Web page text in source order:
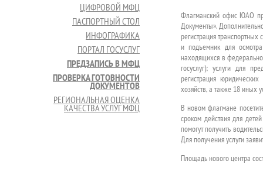
ЦИФРОВОЙ МФЦ
ПАСПОРТНЫЙ СТОЛ
ИНФОГРАФИКА
ПОРТАЛ ГОСУСЛУГ
ПРЕДЗАПИСЬ В МФЦ
ПРОВЕРКА ГОТОВНОСТИ
ДОКУМЕНТОВ
РЕГИОНАЛЬНАЯ ОЦЕНКА
КАЧЕСТВА УСЛУГ МФЦ
Флагманский офис ЮАО
Документы».
регистрация
и подъемник для
находящихся в
госуслуг); услуги для
регистрация
хозяйств, а также 18 иных
В новом флагмане
сроком действия для
помогут получить
Для получения услуги
Площадь нового центра